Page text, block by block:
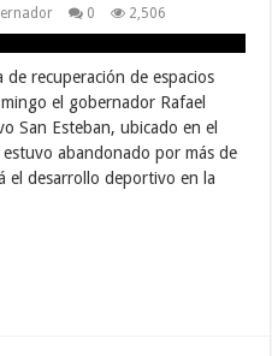
0 2,506
recuperación de espacios
el gobernador Rafael
San Esteban, ubicado en el
abandonado por más de
el desarrollo deportivo en la